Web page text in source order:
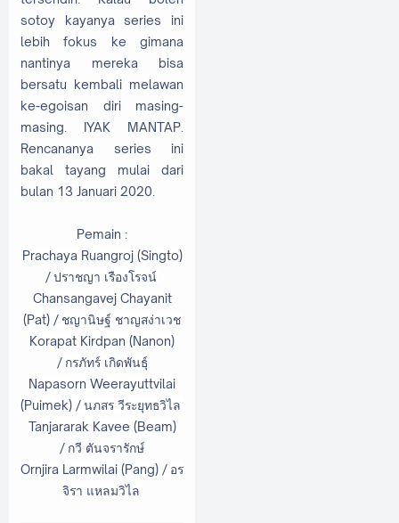
sotoy kayanya series ini
lebih fokus ke gimana
nantinya mereka bisa
bersatu kembali melawan
ke-egoisan diri masing-
masing. IYAK MANTAP.
Rencananya series ini
bakal tayang mulai dari
bulan 13 Januari 2020.
Pemain :
Prachaya Ruangroj (Singto)
/ปราชญา เรืองโรจน์
Chansangavej Chayanit
(Pat) / ชญานิษฐ์ ชาญสง่าเวช
Korapat Kirdpan (Nanon)
/ กรภัทร์ เกิดพันธุ์
Napasorn Weerayuttvilai
(Puimek) /นภสร วีระยุทธวิไล
Tanjararak Kavee (Beam)
/ กวี ตันจรารักษ์
Ornjira Larmwilai (Pang) / อร
จิรา แหลมวิไล